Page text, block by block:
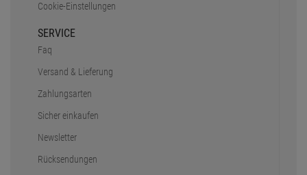
Cookie-Einstellungen
SERVICE
Faq
Versand & Lieferung
Zahlungsarten
Sicher einkaufen
Newsletter
Rücksendungen